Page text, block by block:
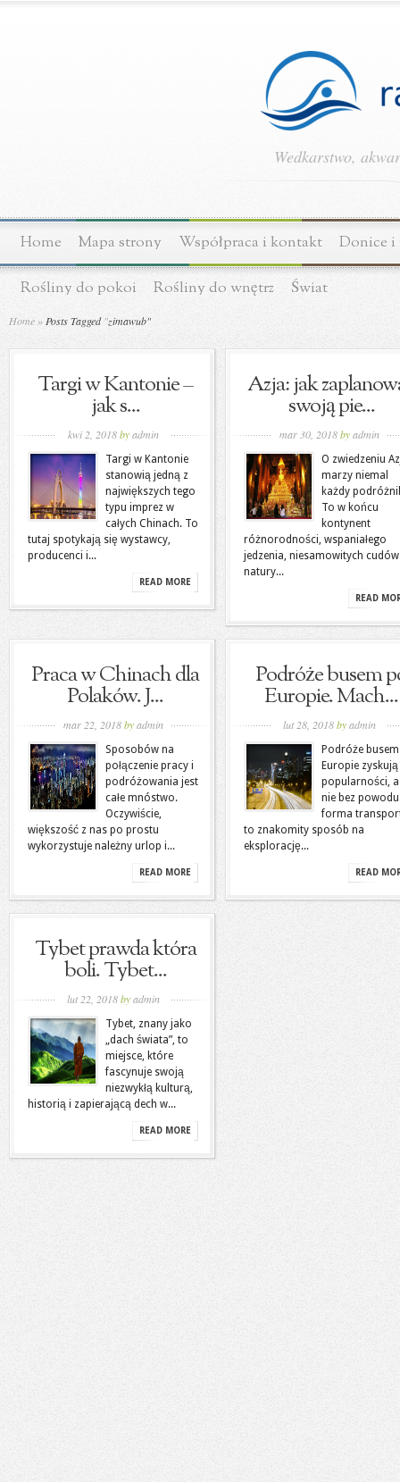
Wedkarstwo,
Home Mapa strony Współpraca i kontakt Donice i
Rośliny do pokoi Rośliny do wnętrz Świat
Home » Posts Tagged"zimawub"
Targi w Kantonie –
jak s...
kwi 2, 2018byadmin
Targi w Kantonie
stanowią jedną z
największych tego
typu imprez w
całych Chinach. To
tutaj spotykają się wystawcy,
producenci i...
READ MORE
Azja: jak
swoją pie...
mar 30, 2018byadmin
O zwiedzeniu
marzy niemal
każdy
To w końcu
kontynent
różnorodności, wspaniałego
jedzenia, niesamowitych cudów
natury...
READ
Praca w Chinach dla
Polaków. J...
mar 22, 2018byadmin
Sposobów na
połączenie pracy i
podróżowania jest
całe mnóstwo.
Oczywiście,
większość z nas po prostu
wykorzystuje należny urlop i...
READ MORE
Podróże busem
Europie. Mach...
lut 28, 2018byadmin
Podróże
Europie
popularności,
nie bez
forma
to znakomity sposób na
eksplorację...
READ
Tybet prawda która
boli. Tybet...
lut 22, 2018byadmin
Tybet, znany jako
„dach świata”, to
miejsce, które
fascynuje swoją
niezwykłą kulturą,
historią i zapierającą dech w...
READ MORE